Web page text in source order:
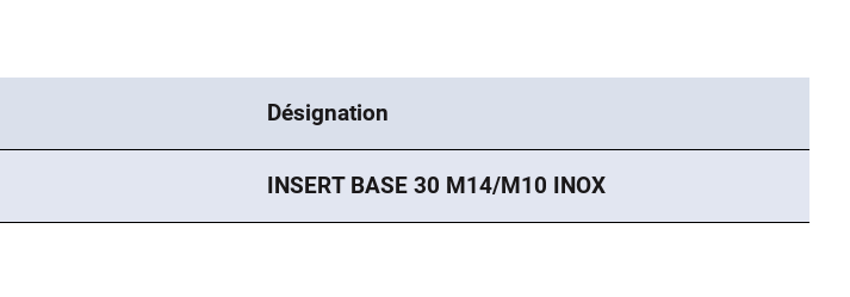
Désignation
INSERT BASE 30 M14/M10 INOX